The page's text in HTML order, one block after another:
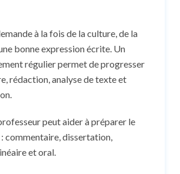
à la fois de la culture, de la
bonne expression écrite. Un
régulier permet de progresser
rédaction, analyse de texte et
peut aider à préparer le
commentaire, dissertation,
et oral.